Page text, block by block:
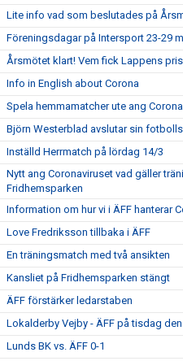
Lite info vad som beslutades på
Föreningsdagar på Intersport 23-29
Årsmötet klart! Vem fick Lappens
Info in English about Corona
Spela hemmamatcher ute ang
Björn Westerblad avslutar sin
Inställd Herrmatch på lördag 14/3
Nytt ang Coronaviruset vad gäller
Fridhemsparken
Information om hur vi i ÄFF hanterar
Love Fredriksson tillbaka i ÄFF
En träningsmatch med två ansikten
Kansliet på Fridhemsparken stängt
ÄFF förstärker ledarstaben
Lokalderby Vejby - ÄFF på tisdag
Lunds BK vs. ÄFF 0-1